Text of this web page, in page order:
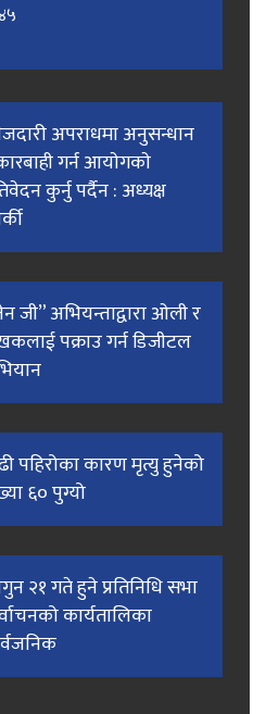
अपराधमा अनुसन्धान
गर्न आयाेगकाे
कुर्नु पर्दैन : अध्यक्ष
जी” अभियन्ताद्वारा ओली र
पक्राउ गर्न डिजीटल
पहिरोका कारण मृत्यु हुनेको
६० पुग्यो
२१ गते हुने प्रतिनिधि सभा
कार्यतालिका